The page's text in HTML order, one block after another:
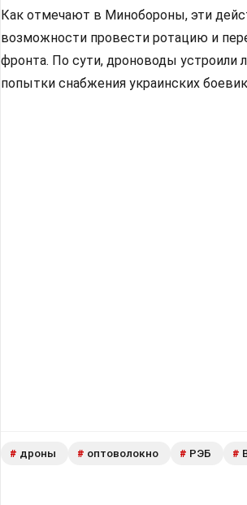
Как отмечают в Минобороны, эти
возможности провести ротацию и
фронта. По сути, дроноводы устроили
попытки снабжения украинских
# дроны # оптоволокно # РЭБ #